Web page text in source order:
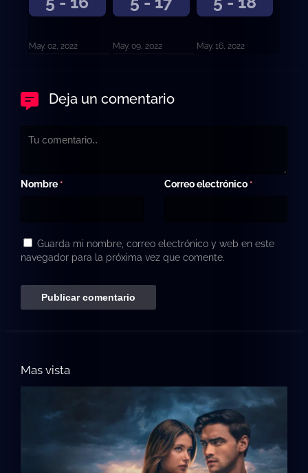
May. 02, 2022 May. 09, 2022 May. 16, 2022
Deja un comentario
Nombre * Correo electrónico *
Guarda mi nombre, correo electrónico y web en este
navegador para la próxima vez que comente.
Mas vista